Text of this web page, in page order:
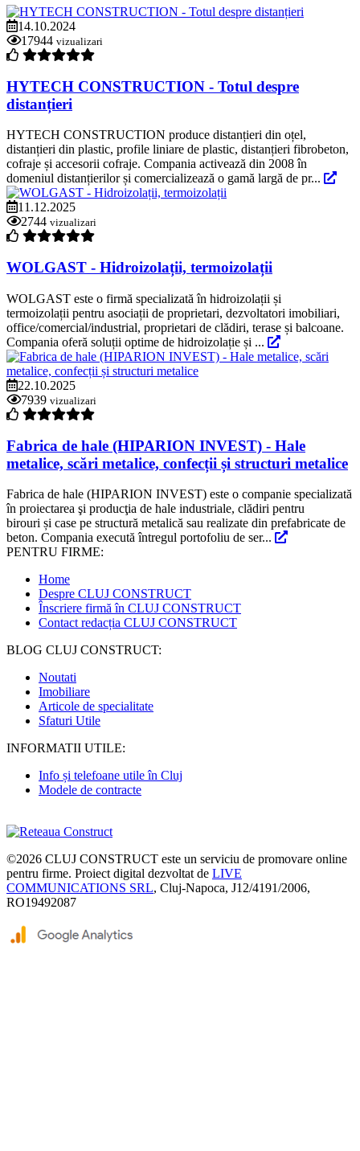
14.10.2024
17944 vizualizari
HYTECH CONSTRUCTION - Totul despre
distanțieri
HYTECH CONSTRUCTION produce distanțieri din oțel,
distanțieri din plastic, profile liniare de plastic, distanțieri fibrobeton,
cofraje și accesorii cofraje. Compania activează din 2008 în
domeniul distanțierilor și comercializează o gamă largă de pr...
11.12.2025
2744 vizualizari
WOLGAST - Hidroizolații, termoizolații
WOLGAST este o firmă specializată în hidroizolații și
termoizolații pentru asociații de proprietari, dezvoltatori imobiliari,
office/comercial/industrial, proprietari de clădiri, terase și balcoane.
Compania oferă soluții optime de hidroizolație și ...
22.10.2025
7939 vizualizari
Fabrica de hale (HIPARION INVEST) - Hale
metalice, scări metalice, confecții și structuri metalice
Fabrica de hale (HIPARION INVEST) este o companie specializată
în proiectarea şi producţia de hale industriale, clădiri pentru
birouri și case pe structură metalică sau realizate din prefabricate de
beton. Compania execută întregul portofoliu de ser...
PENTRU FIRME:
Home
Despre CLUJ CONSTRUCT
Înscriere firmă în CLUJ CONSTRUCT
Contact redacția CLUJ CONSTRUCT
BLOG CLUJ CONSTRUCT:
Noutati
Imobiliare
Articole de specialitate
Sfaturi Utile
INFORMATII UTILE:
Info și telefoane utile în Cluj
Modele de contracte
©2026 CLUJ CONSTRUCT este un serviciu de promovare online
pentru firme. Proiect digital dezvoltat de LIVE
COMMUNICATIONS SRL, Cluj-Napoca, J12/4191/2006,
RO19492087